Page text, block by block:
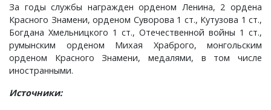
За годы службы награжден орденом Ленина, 2 ордена
Красного Знамени, орденом Суворова 1 ст., Кутузова 1 ст.,
Богдана Хмельницкого 1 ст., Отечественной войны 1 ст.,
румынским орденом Михая Храброго, монгольским
орденом Красного Знамени, медалями, в том числе
иностранными.
Источники:
Лошаиха, деревня
Лубенкино, деревня